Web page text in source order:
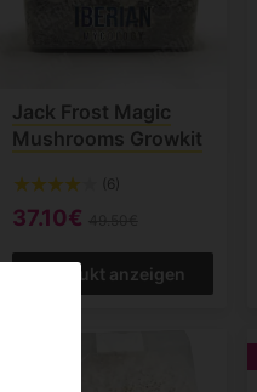
Jack Frost Magic
Mushrooms Growkit
(6)
37.10€
Produkt anzeigen